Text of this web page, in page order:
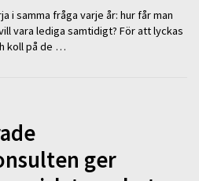
i samma fråga varje år: hur får man
vara lediga samtidigt? För att lyckas
koll på de …
ger